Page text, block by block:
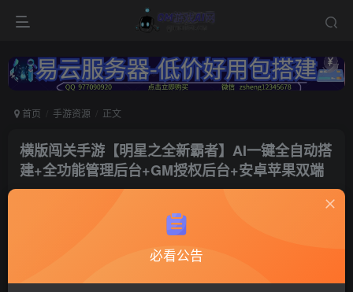
首页 手游资源 正文
横版闯关手游【明星之全新霸者】AI一键全自动搭
建+全功能管理后台+GM授权后台+安卓苹果双端
关注
阿拉德之怒53
必看公告